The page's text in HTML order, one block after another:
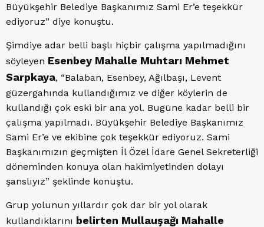
Büyükşehir Belediye Başkanımız Sami Er’e teşekkür
ediyoruz” diye konuştu.
Şimdiye adar belli başlı hiçbir çalışma yapılmadığını
söyleyen Esenbey Mahalle Muhtarı Mehmet
Sarpkaya, “Balaban, Esenbey, Ağılbaşı, Levent
güzergahında kullandığımız ve diğer köylerin de
kullandığı çok eski bir ana yol. Bugüne kadar belli bir
çalışma yapılmadı. Büyükşehir Belediye Başkanımız
Sami Er’e ve ekibine çok teşekkür ediyoruz. Sami
Başkanımızın geçmişten İl Özel İdare Genel Sekreterliği
döneminden konuya olan hakimiyetinden dolayı
şanslıyız” şeklinde konuştu.
Grup yolunun yıllardır çok dar bir yol olarak
kullandıklarını belirten Mullauşağı Mahalle